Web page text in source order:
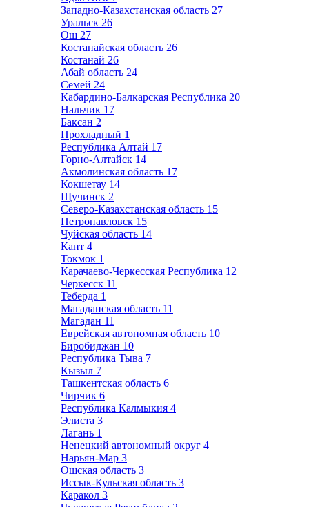
Западно-Казахстанская область 27
Уральск 26
Ош 27
Костанайская область 26
Костанай 26
Абай область 24
Семей 24
Кабардино-Балкарская Республика 20
Нальчик 17
Баксан 2
Прохладный 1
Республика Алтай 17
Горно-Алтайск 14
Акмолинская область 17
Кокшетау 14
Щучинск 2
Северо-Казахстанская область 15
Петропавловск 15
Чуйская область 14
Кант 4
Токмок 1
Карачаево-Черкесская Республика 12
Черкесск 11
Теберда 1
Магаданская область 11
Магадан 11
Еврейская автономная область 10
Биробиджан 10
Республика Тыва 7
Кызыл 7
Ташкентская область 6
Чирчик 6
Республика Калмыкия 4
Элиста 3
Лагань 1
Ненецкий автономный округ 4
Нарьян-Мар 3
Ошская область 3
Иссык-Кульская область 3
Каракол 3